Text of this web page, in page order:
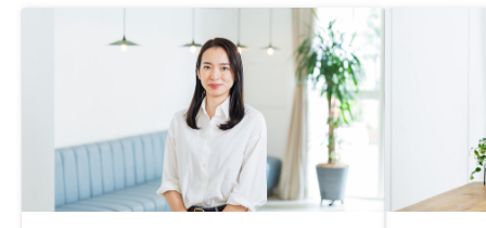
の家賃相場、再販価格予測などの情報を定
期的に更新、提供頂けると助かります。買
取提案など出口のサポートを期待します。
期待する事としては、 物件購入は投資の
スタートであり、市場動向にあわせた出口
までのサポートを期待します。 継続保有
が良いのか。損切りしてでも販売した方が
良いのか。繰上げ返済をした方が良いのか
など。 不動産は市場動向に左右され、価